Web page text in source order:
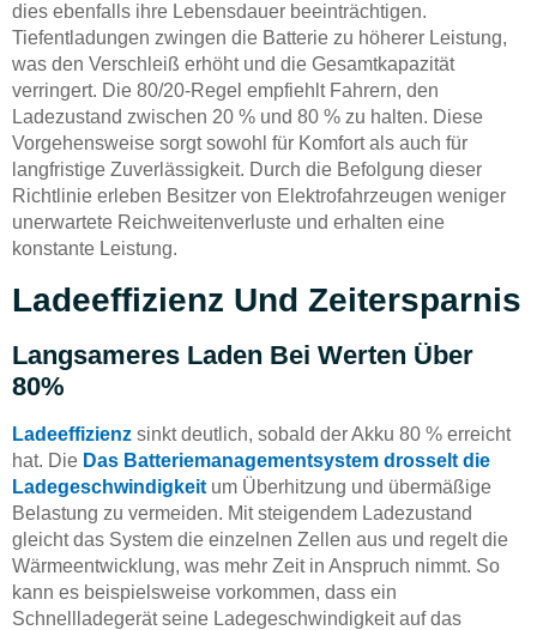
dies ebenfalls ihre Lebensdauer beeinträchtigen.
Tiefentladungen zwingen die Batterie zu höherer Leistung,
was den Verschleiß erhöht und die Gesamtkapazität
verringert. Die 80/20-Regel empfiehlt Fahrern, den
Ladezustand zwischen 20 % und 80 % zu halten. Diese
Vorgehensweise sorgt sowohl für Komfort als auch für
langfristige Zuverlässigkeit. Durch die Befolgung dieser
Richtlinie erleben Besitzer von Elektrofahrzeugen weniger
unerwartete Reichweitenverluste und erhalten eine
konstante Leistung.
Ladeeffizienz Und Zeitersparnis
Langsameres Laden Bei Werten Über
80%
Ladeeffizienz sinkt deutlich, sobald der Akku 80 % erreicht
hat. Die Das Batteriemanagementsystem drosselt die
Ladegeschwindigkeit um Überhitzung und übermäßige
Belastung zu vermeiden. Mit steigendem Ladezustand
gleicht das System die einzelnen Zellen aus und regelt die
Wärmeentwicklung, was mehr Zeit in Anspruch nimmt. So
kann es beispielsweise vorkommen, dass ein
Schnellladegerät seine Ladegeschwindigkeit auf das